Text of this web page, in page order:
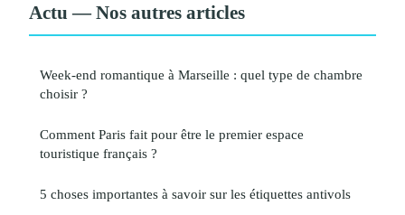
Actu — Nos autres articles
Week-end romantique à Marseille : quel type de chambre
choisir ?
Comment Paris fait pour être le premier espace
touristique français ?
5 choses importantes à savoir sur les étiquettes antivols